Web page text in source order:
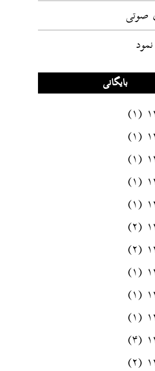
صوتی
بایگانی
(۱)
(۱)
(۱)
(۱)
(۱)
(۲)
(۲)
(۱)
(۱)
(۱)
(۴)
(۲)